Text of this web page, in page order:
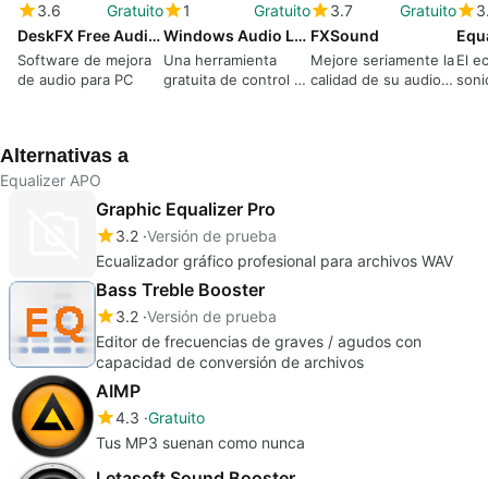
3.6
Gratuito
DeskFX Free Audio Enhancer Software
Software de mejora
de audio para PC
1
Gratuito
Windows Audio Loudness Equalizer
Una herramienta
gratuita de control y
3.7
Gratuito
FXSound
Mejore seriamente la
calidad de su audio
El
Alternativas a
Equalizer APO
Graphic Equalizer Pro
3.2 Versión de prueba
Ecualizador gráfico profesional para archivos WAV
Bass Treble Booster
3.2 Versión de prueba
Editor de frecuencias de graves / agudos con
capacidad de conversión de archivos
AIMP
4.3 Gratuito
Tus MP3 suenan como nunca